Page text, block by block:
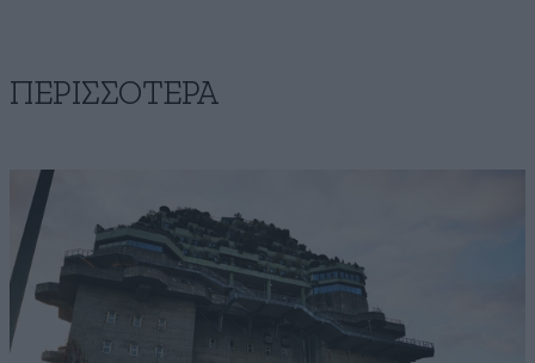
ΠΕΡΙΣΣΟΤΕΡΑ